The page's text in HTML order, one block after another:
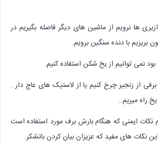
ها نرویم از ماشین های دیگر فاصله بگیریم در
بریزیم با دنده سنگین برویم.
نمی توانیم از یخ شکن استفاده کنیم.
از زنجیر چرخ کنیم یا از لاستیک های عاج دار ‌.
راه میریم..
نکات ایمنی که هنگام بارش برف مورد استفاده است
نکات های مفید که عزیزان بیان کردن باتشکر.